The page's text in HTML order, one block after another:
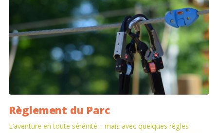
Règlement du Parc
L’aventure en toute sérénité… mais avec quelques règles